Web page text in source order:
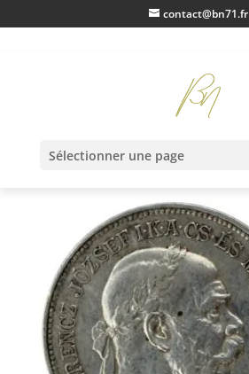
contact@bn71.fr
Sélectionner une page
IMG_1011